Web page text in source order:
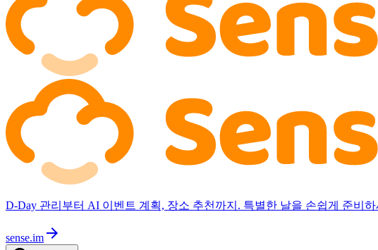
D-Day 관리부터 AI 이벤트 계획, 장소 추천까지. 특별한 날을 손쉽게 준비하
sense.im arrow_forward